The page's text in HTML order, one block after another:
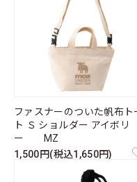
ファスナーのついた帆布ト
ト Ｓ ショルダー アイボリ
ー MZ
1,500円(税込1,650円)